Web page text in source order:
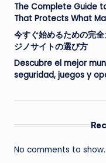
The Complete Guide
That Protects What
今すぐ始めるための完
ジノサイトの選び方
Descubre el mejor
seguridad, juegos y
No comments to show.